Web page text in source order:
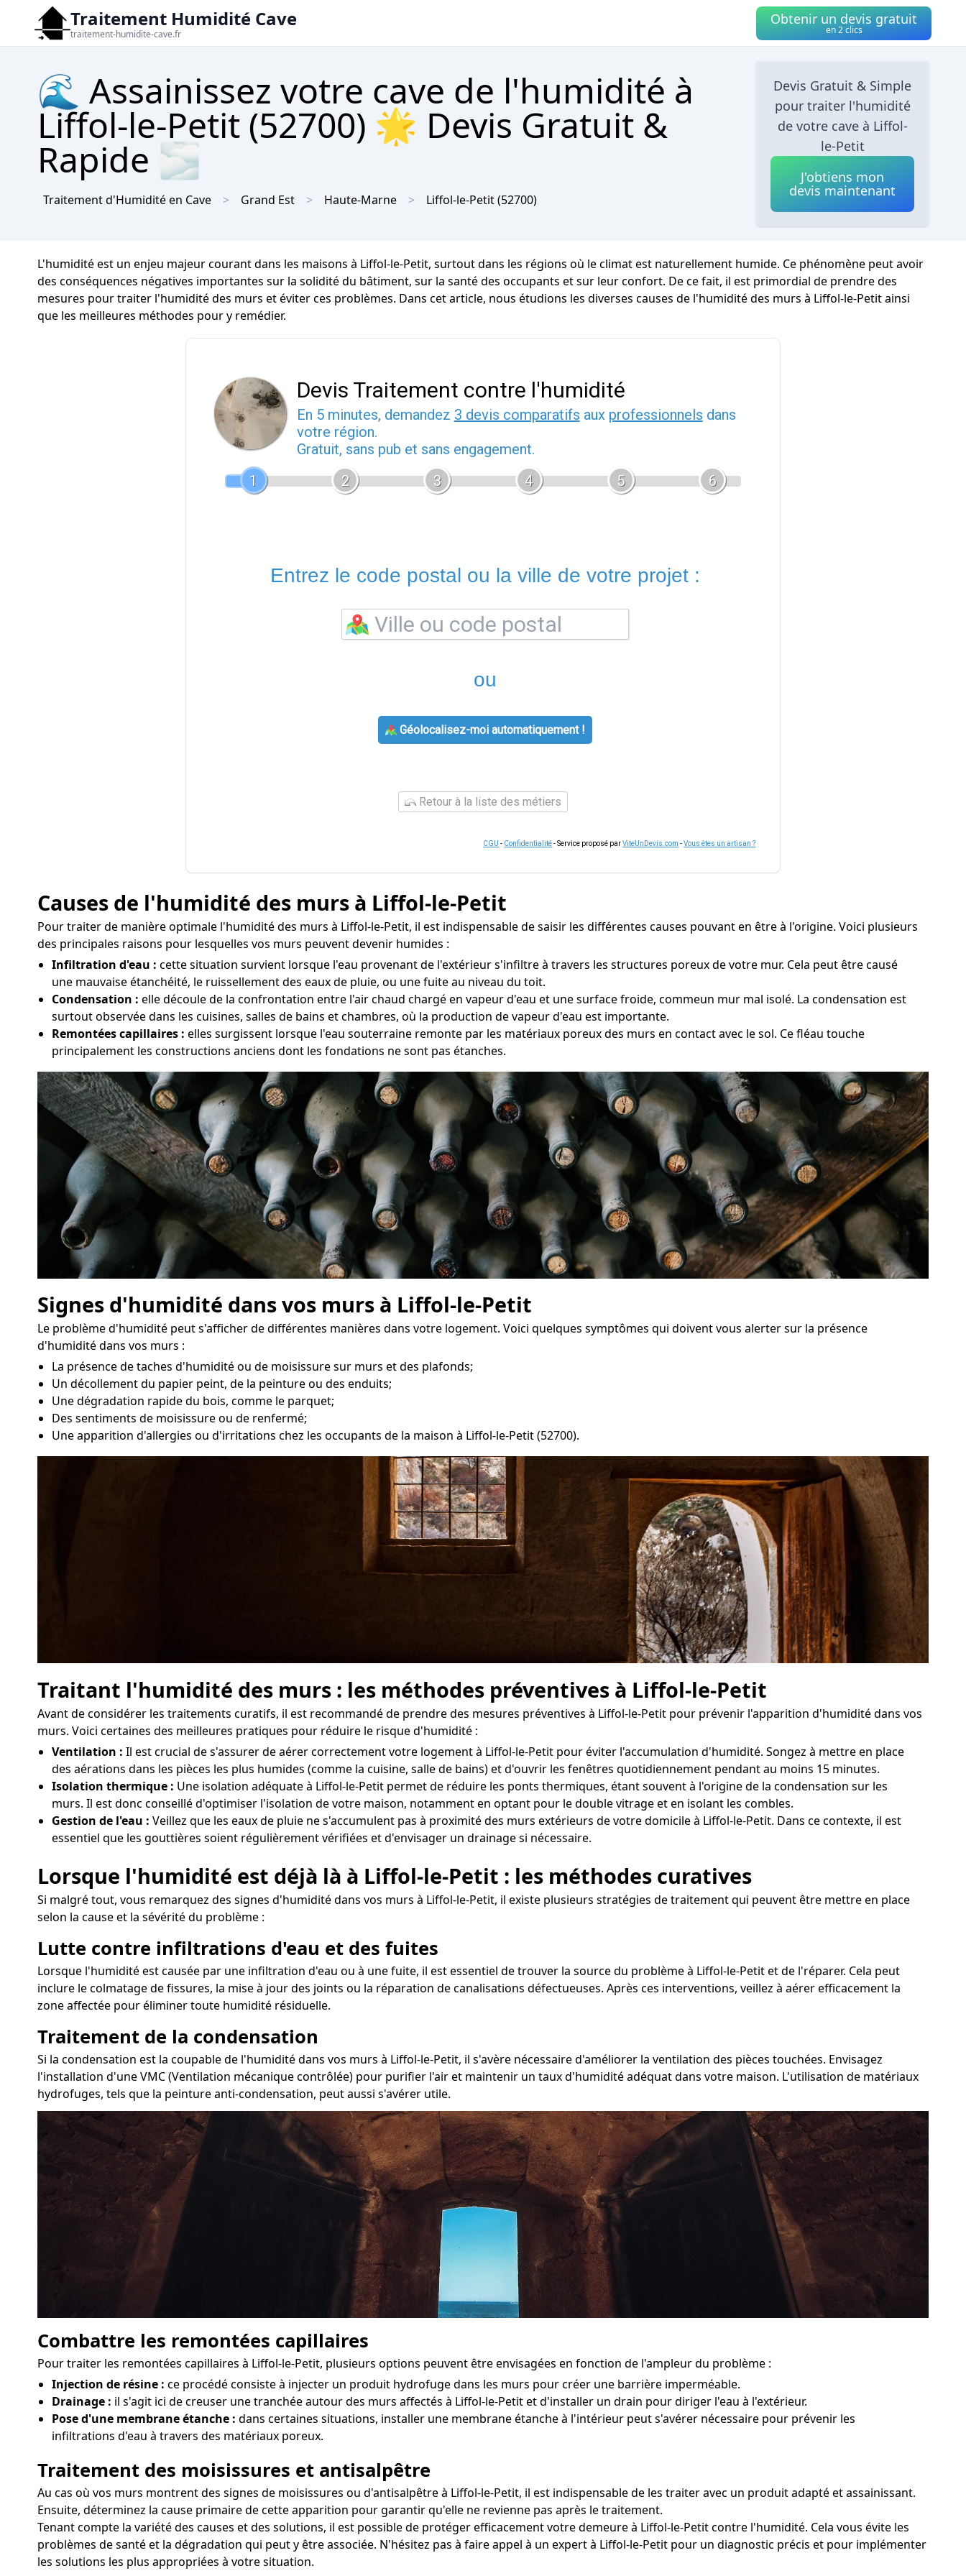
Traitement Humidité Cave
traitement-humidite-cave.fr
Obtenir un devis gratuit
en 2 clics
🌊 Assainissez votre cave de l'humidité à
Liffol-le-Petit (52700) 🌟 Devis Gratuit &
Rapide 🌫
Traitement d'Humidité en Cave Grand Est Haute-Marne Liffol-le-Petit(52700)
Devis Gratuit & Simple
pour traiter l'humidité
de votre cave à Liffol-
le-Petit
J'obtiens mon
devis maintenant
L'humidité est un enjeu majeur courant dans les maisons à Liffol-le-Petit, surtout dans les régions où le climat est naturellement humide. Ce phénomène peut avoir
des conséquences négatives importantes sur la solidité du bâtiment, sur la santé des occupants et sur leur confort. De ce fait, il est primordial de prendre des
mesures pour traiter l'humidité des murs et éviter ces problèmes. Dans cet article, nous étudions les diverses causes de l'humidité des murs à Liffol-le-Petit ainsi
que les meilleures méthodes pour y remédier.
Devis Traitement contre l'humidité
En 5 minutes, demandez 3 devis comparatifs aux professionnels dans
votre région.
Gratuit, sans pub et sans engagement.
1
2 3 4 5 6
Entrez le code postal ou la ville de votre projet :
ou
Géolocalisez-moi automatiquement !
Retour à la liste des métiers
CGU - Confidentialité- Service proposé parViteUnDevis.com -Vous êtes un artisan ?
Causes de l'humidité des murs à Liffol-le-Petit
Pour traiter de manière optimale l'humidité des murs à Liffol-le-Petit, il est indispensable de saisir les différentes causes pouvant en être à l'origine. Voici plusieurs
des principales raisons pour lesquelles vos murs peuvent devenir humides :
Infiltration d'eau : cette situation survient lorsque l'eau provenant de l'extérieur s'infiltre à travers les structures poreux de votre mur. Cela peut être causé
une mauvaise étanchéité, le ruissellement des eaux de pluie, ou une fuite au niveau du toit.
Condensation : elle découle de la confrontation entre l'air chaud chargé en vapeur d'eau et une surface froide, commeun mur mal isolé. La condensation est
surtout observée dans les cuisines, salles de bains et chambres, où la production de vapeur d'eau est importante.
Remontées capillaires : elles surgissent lorsque l'eau souterraine remonte par les matériaux poreux des murs en contact avec le sol. Ce fléau touche
principalement les constructions anciens dont les fondations ne sont pas étanches.
Signes d'humidité dans vos murs à Liffol-le-Petit
Le problème d'humidité peut s'afficher de différentes manières dans votre logement. Voici quelques symptômes qui doivent vous alerter sur la présence
d'humidité dans vos murs :
La présence de taches d'humidité ou de moisissure sur murs et des plafonds;
Un décollement du papier peint, de la peinture ou des enduits;
Une dégradation rapide du bois, comme le parquet;
Des sentiments de moisissure ou de renfermé;
Une apparition d'allergies ou d'irritations chez les occupants de la maison à Liffol-le-Petit (52700).
Traitant l'humidité des murs : les méthodes préventives à Liffol-le-Petit
Avant de considérer les traitements curatifs, il est recommandé de prendre des mesures préventives à Liffol-le-Petit pour prévenir l'apparition d'humidité dans vos
murs. Voici certaines des meilleures pratiques pour réduire le risque d'humidité :
Ventilation : Il est crucial de s'assurer de aérer correctement votre logement à Liffol-le-Petit pour éviter l'accumulation d'humidité. Songez à mettre en place
des aérations dans les pièces les plus humides (comme la cuisine, salle de bains) et d'ouvrir les fenêtres quotidiennement pendant au moins 15 minutes.
Isolation thermique : Une isolation adéquate à Liffol-le-Petit permet de réduire les ponts thermiques, étant souvent à l'origine de la condensation sur les
murs. Il est donc conseillé d'optimiser l'isolation de votre maison, notamment en optant pour le double vitrage et en isolant les combles.
Gestion de l'eau : Veillez que les eaux de pluie ne s'accumulent pas à proximité des murs extérieurs de votre domicile à Liffol-le-Petit. Dans ce contexte, il est
essentiel que les gouttières soient régulièrement vérifiées et d'envisager un drainage si nécessaire.
Lorsque l'humidité est déjà là à Liffol-le-Petit : les méthodes curatives
Si malgré tout, vous remarquez des signes d'humidité dans vos murs à Liffol-le-Petit, il existe plusieurs stratégies de traitement qui peuvent être mettre en place
selon la cause et la sévérité du problème :
Lutte contre infiltrations d'eau et des fuites
Lorsque l'humidité est causée par une infiltration d'eau ou à une fuite, il est essentiel de trouver la source du problème à Liffol-le-Petit et de l'réparer. Cela peut
inclure le colmatage de fissures, la mise à jour des joints ou la réparation de canalisations défectueuses. Après ces interventions, veillez à aérer efficacement la
zone affectée pour éliminer toute humidité résiduelle.
Traitement de la condensation
Si la condensation est la coupable de l'humidité dans vos murs à Liffol-le-Petit, il s'avère nécessaire d'améliorer la ventilation des pièces touchées. Envisagez
l'installation d'une VMC (Ventilation mécanique contrôlée) pour purifier l'air et maintenir un taux d'humidité adéquat dans votre maison. L'utilisation de matériaux
hydrofuges, tels que la peinture anti-condensation, peut aussi s'avérer utile.
Combattre les remontées capillaires
Pour traiter les remontées capillaires à Liffol-le-Petit, plusieurs options peuvent être envisagées en fonction de l'ampleur du problème :
Injection de résine : ce procédé consiste à injecter un produit hydrofuge dans les murs pour créer une barrière imperméable.
Drainage : il s'agit ici de creuser une tranchée autour des murs affectés à Liffol-le-Petit et d'installer un drain pour diriger l'eau à l'extérieur.
Pose d'une membrane étanche : dans certaines situations, installer une membrane étanche à l'intérieur peut s'avérer nécessaire pour prévenir les
infiltrations d'eau à travers des matériaux poreux.
Traitement des moisissures et antisalpêtre
Au cas où vos murs montrent des signes de moisissures ou d'antisalpêtre à Liffol-le-Petit, il est indispensable de les traiter avec un produit adapté et assainissant.
Ensuite, déterminez la cause primaire de cette apparition pour garantir qu'elle ne revienne pas après le traitement.
Tenant compte la variété des causes et des solutions, il est possible de protéger efficacement votre demeure à Liffol-le-Petit contre l'humidité. Cela vous évite les
problèmes de santé et la dégradation qui peut y être associée. N'hésitez pas à faire appel à un expert à Liffol-le-Petit pour un diagnostic précis et pour implémenter
les solutions les plus appropriées à votre situation.